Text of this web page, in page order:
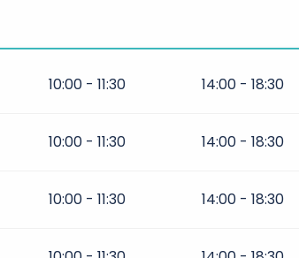
10:00 - 11:30 14:00 - 18:30
10:00 - 11:30 14:00 - 18:30
10:00 - 11:30 14:00 - 18:30